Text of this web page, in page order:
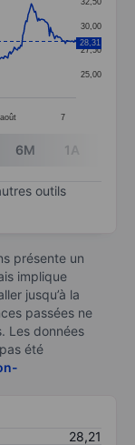
Data
août 7
25,00
27,50
30,00
28,31
6M 1A
outils
présente un
implique
jusqu’à la
passées ne
Les données
été
28,21